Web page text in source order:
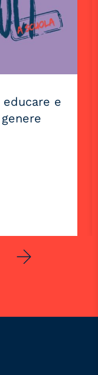
educare e